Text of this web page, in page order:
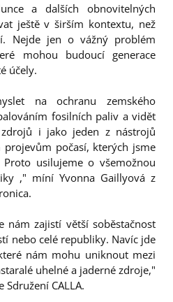
a dalších obnovitelných
ještě v širším kontextu, než
Nejde jen o vážný problém
mohou budoucí generace
účely.
na ochranu zemského
fosilních paliv a vidět
i jako jeden z nástrojů
počasí, kterých jsme
usilujeme o všemožnou
," míní Yvonna Gaillyová z
nám zajistí větší soběstačnost
nebo celé republiky. Navíc jde
nám mohu uniknout mezi
uhelné a jaderné zdroje,"
Sdružení CALLA.